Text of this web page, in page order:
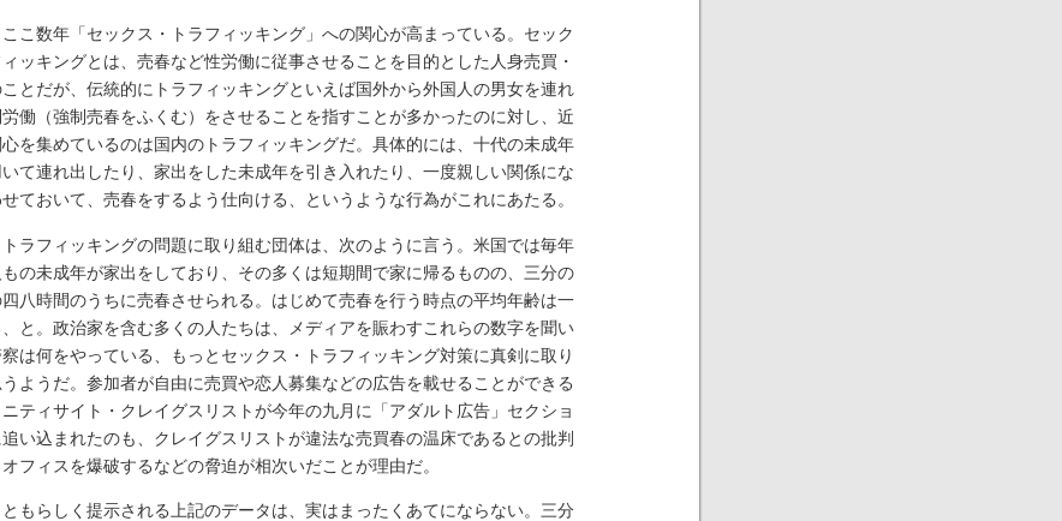
こ数年「セックス・トラフィッキング」への関心が高まっている。セック
ッキングとは、売春など性労働に従事させることを目的とした人身売買・
ことだが、伝統的にトラフィッキングといえば国外から外国人の男女を連れ
働（強制売春をふくむ）をさせることを指すことが多かったのに対し、近
を集めているのは国内のトラフィッキングだ。具体的には、十代の未成年
て連れ出したり、家出をした未成年を引き入れたり、一度親しい関係にな
ておいて、売春をするよう仕向ける、というような行為がこれにあたる。
ラフィッキングの問題に取り組む団体は、次のように言う。米国では毎年
の未成年が家出をしており、その多くは短期間で家に帰るものの、三分の
八時間のうちに売春させられる。はじめて売春を行う時点の平均年齢は一
と。政治家を含む多くの人たちは、メディアを賑わすこれらの数字を聞い
は何をやっている、もっとセックス・トラフィッキング対策に真剣に取り
ようだ。参加者が自由に売買や恋人募集などの広告を載せることができる
ティサイト・クレイグスリストが今年の九月に「アダルト広告」セクショ
い込まれたのも、クレイグスリストが違法な売買春の温床であるとの批判
フィスを爆破するなどの脅迫が相次いだことが理由だ。
もらしく提示される上記のデータは、実はまったくあてにならない。三分